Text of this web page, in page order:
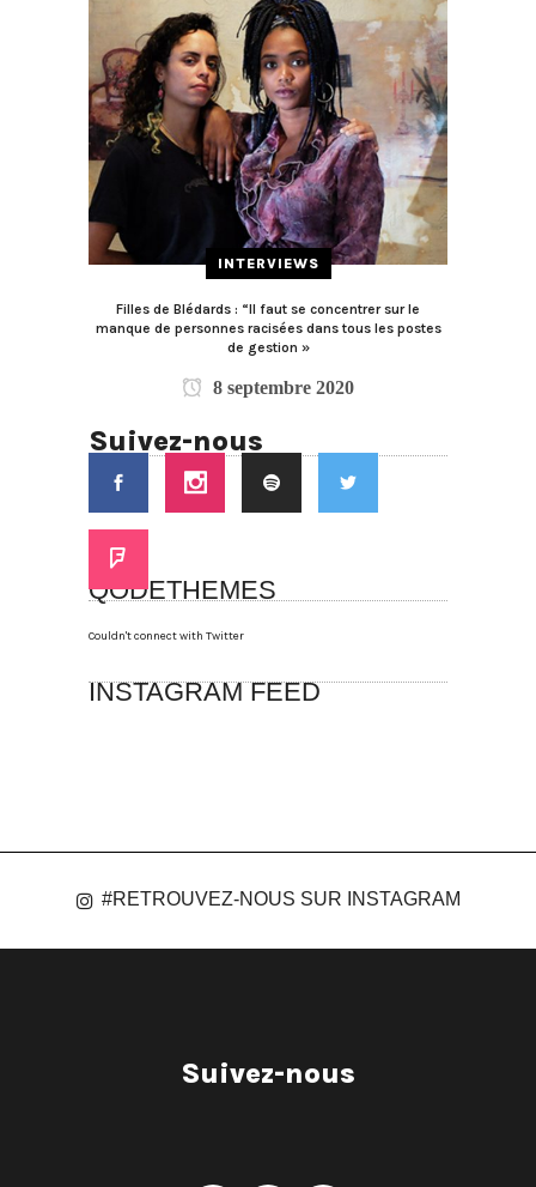
INTERVIEWS
Filles de Blédards : “Il faut se concentrer sur le
manque de personnes racisées dans tous les postes
de gestion »
8 septembre 2020
Suivez-nous
QODETHEMES
Couldn't connect with Twitter
INSTAGRAM FEED
#RETROUVEZ-NOUS SUR INSTAGRAM
Suivez-nous